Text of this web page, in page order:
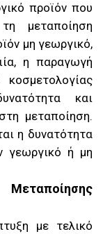
προϊόν που
μεταποίηση
μη γεωργικό,
η παραγωγή
και
μεταποίηση.
η δυνατότητα
γεωργικό ή μη
με τελικό